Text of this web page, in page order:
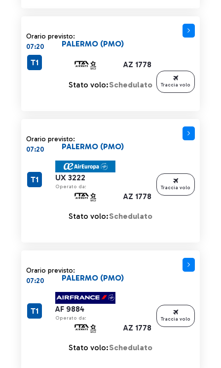
Orario previsto:
07:20
AZ 1778
PALERMO (PMO)
T1
Stato volo:Schedulato Traccia volo
Orario previsto:
07:20
UX 3222
Operato da:
AZ 1778
PALERMO (PMO)
T1
Stato volo:Schedulato
Traccia volo
Orario previsto:
07:20
AF 9884
Operato da:
AZ 1778
PALERMO (PMO)
T1
Stato volo:Schedulato
Traccia volo